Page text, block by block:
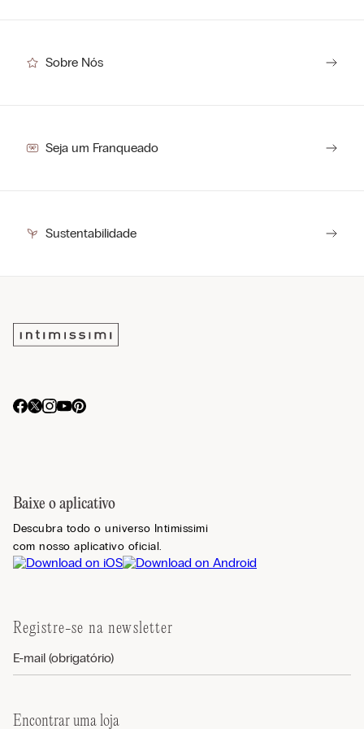
Sobre Nós
Seja um Franqueado
Sustentabilidade
Baixe o aplicativo
Descubra todo o universo Intimissimi
com nosso aplicativo oficial.
Registre-se na newsletter
Encontrar uma loja